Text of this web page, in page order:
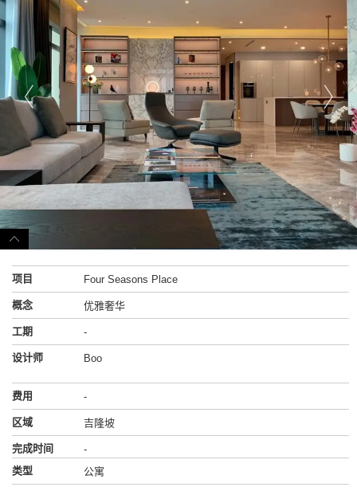
项目 Four Seasons Place
概念 优雅奢华
工期 -
设计师 Boo
费用 -
区域 吉隆坡
完成时间
-
类型
公寓